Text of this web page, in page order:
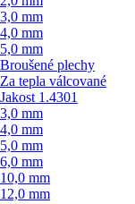
3,0 mm
4,0 mm
5,0 mm
Broušené plechy
Za tepla válcované
Jakost 1.4301
3,0 mm
4,0 mm
5,0 mm
6,0 mm
10,0 mm
12,0 mm